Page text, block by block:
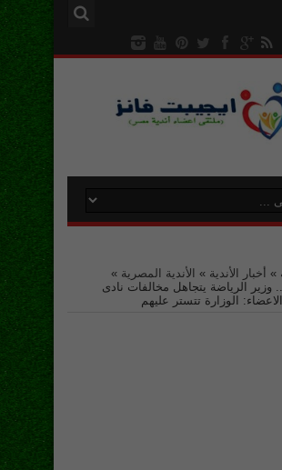
» أخبار الأندية » الأندية المصرية »
وزير الرياضة يتجاهل مخالفات نادى
الوزارة تتستر عليهم